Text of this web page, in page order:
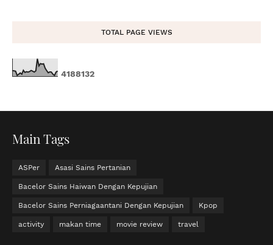
TOTAL PAGE VIEWS
4188132
Main Tags
ASPer Asasi Sains Pertanian
Bacelor Sains Haiwan Dengan Kepujian
Bacelor Sains Perniagaantani Dengan Kepujian Kpop
activity makan time movie review travel